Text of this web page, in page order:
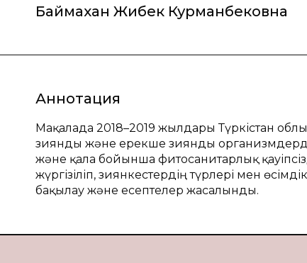
Баймахан Жибек Курманбековна
Аннотация
Мақалада 2018–2019 жылдары Түркістан
зиянды және ерекше зиянды
және қала бойынша фитосанитарлық
жүргізіліп, зиянкестердің түрлері мен
бaқылaу және есептелер жасалынды.